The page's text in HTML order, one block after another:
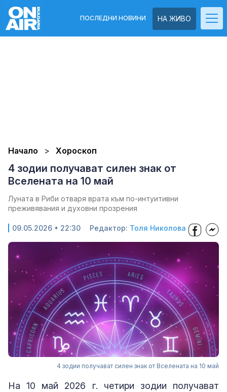
НА ЖИВО
ПОСЛЕДНИ НОВИНИ
Начало Хороскоп
4 зодии получават силен знак от
Вселената на 10 май
Луната в Риби отваря врата към по-интуитивни
преживявания и духовни прозрения
09.05.2026 • 22:30 Редактор: Толя Николова
4 зодии получават силен знак от Вселената на 10 май
На 10 май 2026 г. четири зодии получават